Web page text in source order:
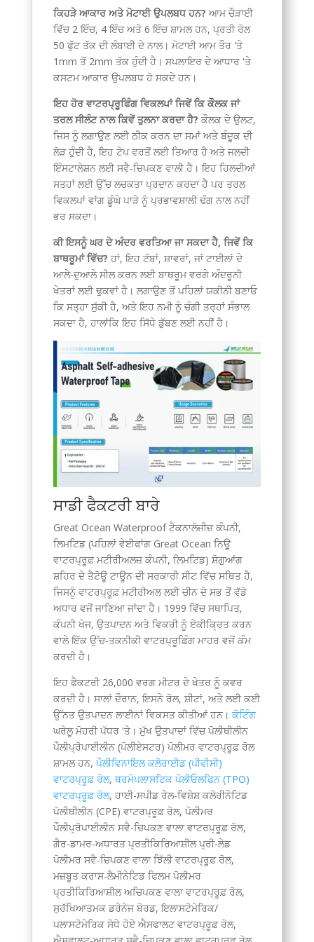
ਕਿਹੜੇ ਆਕਾਰ ਅਤੇ ਮੋਟਾਈ ਉਪਲਬਧ ਹਨ? ਆਮ ਚੌੜਾਈ
ਵਿੱਚ 2 ਇੰਚ, 4 ਇੰਚ ਅਤੇ 6 ਇੰਚ ਸ਼ਾਮਲ ਹਨ, ਪ੍ਰਤੀ ਰੋਲ
50 ਫੁੱਟ ਤੱਕ ਦੀ ਲੰਬਾਈ ਦੇ ਨਾਲ। ਮੋਟਾਈ ਆਮ ਤੌਰ 'ਤੇ
1mm ਤੋਂ 2mm ਤੱਕ ਹੁੰਦੀ ਹੈ। ਸਪਲਾਇਰ ਦੇ ਆਧਾਰ 'ਤੇ
ਕਸਟਮ ਆਕਾਰ ਉਪਲਬਧ ਹੋ ਸਕਦੇ ਹਨ।
ਇਹ ਹੋਰ ਵਾਟਰਪ੍ਰੂਫਿੰਗ ਵਿਕਲਪਾਂ ਜਿਵੇਂ ਕਿ ਕੌਲਕ ਜਾਂ
ਤਰਲ ਸੀਲੰਟ ਨਾਲ ਕਿਵੇਂ ਤੁਲਨਾ ਕਰਦਾ ਹੈ? ਕੌਲਕ ਦੇ ਉਲਟ,
ਜਿਸ ਨੂੰ ਲਗਾਉਣ ਲਈ ਠੀਕ ਕਰਨ ਦਾ ਸਮਾਂ ਅਤੇ ਬੰਦੂਕ ਦੀ
ਲੋੜ ਹੁੰਦੀ ਹੈ, ਇਹ ਟੇਪ ਵਰਤੋਂ ਲਈ ਤਿਆਰ ਹੈ ਅਤੇ ਜਲਦੀ
ਇੰਸਟਾਲੇਸ਼ਨ ਲਈ ਸਵੈ-ਚਿਪਕਣ ਵਾਲੀ ਹੈ। ਇਹ ਹਿਲਦੀਆਂ
ਸਤਹਾਂ ਲਈ ਉੱਚ ਲਚਕਤਾ ਪ੍ਰਦਾਨ ਕਰਦਾ ਹੈ ਪਰ ਤਰਲ
ਵਿਕਲਪਾਂ ਵਾਂਗ ਡੂੰਘੇ ਪਾੜੇ ਨੂੰ ਪ੍ਰਭਾਵਸ਼ਾਲੀ ਢੰਗ ਨਾਲ ਨਹੀਂ
ਭਰ ਸਕਦਾ।
ਕੀ ਇਸਨੂੰ ਘਰ ਦੇ ਅੰਦਰ ਵਰਤਿਆ ਜਾ ਸਕਦਾ ਹੈ, ਜਿਵੇਂ ਕਿ
ਬਾਥਰੂਮਾਂ ਵਿੱਚ? ਹਾਂ, ਇਹ ਟੱਬਾਂ, ਸ਼ਾਵਰਾਂ, ਜਾਂ ਟਾਈਲਾਂ ਦੇ
ਆਲੇ-ਦੁਆਲੇ ਸੀਲ ਕਰਨ ਲਈ ਬਾਥਰੂਮ ਵਰਗੇ ਅੰਦਰੂਨੀ
ਖੇਤਰਾਂ ਲਈ ਢੁਕਵਾਂ ਹੈ। ਲਗਾਉਣ ਤੋਂ ਪਹਿਲਾਂ ਯਕੀਨੀ ਬਣਾਓ
ਕਿ ਸਤ੍ਹਾ ਸੁੱਕੀ ਹੈ, ਅਤੇ ਇਹ ਨਮੀ ਨੂੰ ਚੰਗੀ ਤਰ੍ਹਾਂ ਸੰਭਾਲ
ਸਕਦਾ ਹੈ, ਹਾਲਾਂਕਿ ਇਹ ਸਿੱਧੇ ਡੁੱਬਣ ਲਈ ਨਹੀਂ ਹੈ।
ਸਾਡੀ ਫੈਕਟਰੀ ਬਾਰੇ
Great Ocean Waterproof ਟੈਕਨਾਲੋਜੀਜ਼ ਕੰਪਨੀ,
ਲਿਮਟਿਡ (ਪਹਿਲਾਂ ਵੇਈਫਾਂਗ Great Ocean ਨਿਊ
ਵਾਟਰਪ੍ਰੂਫ਼ ਮਟੀਰੀਅਲਜ਼ ਕੰਪਨੀ, ਲਿਮਟਿਡ) ਸ਼ੋਗੁਆਂਗ
ਸ਼ਹਿਰ ਦੇ ਤੈਟੋਊ ਟਾਊਨ ਦੀ ਸਰਕਾਰੀ ਸੀਟ ਵਿੱਚ ਸਥਿਤ ਹੈ,
ਜਿਸਨੂੰ ਵਾਟਰਪ੍ਰੂਫ਼ ਮਟੀਰੀਅਲ ਲਈ ਚੀਨ ਦੇ ਸਭ ਤੋਂ ਵੱਡੇ
ਅਧਾਰ ਵਜੋਂ ਜਾਣਿਆ ਜਾਂਦਾ ਹੈ। 1999 ਵਿੱਚ ਸਥਾਪਿਤ,
ਕੰਪਨੀ ਖੋਜ, ਉਤਪਾਦਨ ਅਤੇ ਵਿਕਰੀ ਨੂੰ ਏਕੀਕ੍ਰਿਤ ਕਰਨ
ਵਾਲੇ ਇੱਕ ਉੱਚ-ਤਕਨੀਕੀ ਵਾਟਰਪ੍ਰੂਫ਼ਿੰਗ ਮਾਹਰ ਵਜੋਂ ਕੰਮ
ਕਰਦੀ ਹੈ।
ਇਹ ਫੈਕਟਰੀ 26,000 ਵਰਗ ਮੀਟਰ ਦੇ ਖੇਤਰ ਨੂੰ ਕਵਰ
ਕਰਦੀ ਹੈ। ਸਾਲਾਂ ਦੌਰਾਨ, ਇਸਨੇ ਰੋਲ, ਸ਼ੀਟਾਂ, ਅਤੇ ਲਈ ਕਈ
ਉੱਨਤ ਉਤਪਾਦਨ ਲਾਈਨਾਂ ਵਿਕਸਤ ਕੀਤੀਆਂ ਹਨ। ਕੋਟਿੰਗ
ਘਰੇਲੂ ਮੋਹਰੀ ਪੱਧਰ 'ਤੇ। ਮੁੱਖ ਉਤਪਾਦਾਂ ਵਿੱਚ ਪੋਲੀਥੀਲੀਨ
ਪੌਲੀਪ੍ਰੋਪਾਈਲੀਨ (ਪੋਲੀਏਸਟਰ) ਪੋਲੀਮਰ ਵਾਟਰਪ੍ਰੂਫ਼ ਰੋਲ
ਸ਼ਾਮਲ ਹਨ,ਪੌਲੀਵਿਨਾਇਲ ਕਲੋਰਾਈਡ (ਪੀਵੀਸੀ)
ਵਾਟਰਪ੍ਰੂਫ਼ ਰੋਲ, ਥਰਮੋਪਲਾਸਟਿਕ ਪੋਲੀਓਲਫਿਨ (TPO)
ਵਾਟਰਪ੍ਰੂਫ਼ ਰੋਲ, ਹਾਈ-ਸਪੀਡ ਰੇਲ-ਵਿਸ਼ੇਸ਼ ਕਲੋਰੀਨੇਟਿਡ
ਪੋਲੀਥੀਲੀਨ (CPE) ਵਾਟਰਪ੍ਰੂਫ਼ ਰੋਲ, ਪੋਲੀਮਰ
ਪੌਲੀਪ੍ਰੋਪਾਈਲੀਨ ਸਵੈ-ਚਿਪਕਣ ਵਾਲਾ ਵਾਟਰਪ੍ਰੂਫ਼ ਰੋਲ,
ਗੈਰ-ਡਾਮਰ-ਅਧਾਰਤ ਪ੍ਰਤੀਕਿਰਿਆਸ਼ੀਲ ਪ੍ਰੀ-ਲੇਡ
ਪੋਲੀਮਰ ਸਵੈ-ਚਿਪਕਣ ਵਾਲਾ ਝਿੱਲੀ ਵਾਟਰਪ੍ਰੂਫ਼ ਰੋਲ,
ਮਜ਼ਬੂਤ ​​ਕਰਾਸ-ਲੈਮੀਨੇਟਿਡ ਫਿਲਮ ਪੋਲੀਮਰ
ਪ੍ਰਤੀਕਿਰਿਆਸ਼ੀਲ ਅਚਿਪਕਣ ਵਾਲਾ ਵਾਟਰਪ੍ਰੂਫ਼ ਰੋਲ,
ਸੁਰੱਖਿਆਤਮਕ ਡਰੇਨੇਜ ਬੋਰਡ, ਇਲਾਸਟੋਮੇਰਿਕ/
ਪਲਾਸਟੋਮੇਰਿਕ ਸੋਧੇ ਹੋਏ ਐਸਫਾਲਟ ਵਾਟਰਪ੍ਰੂਫ਼ ਰੋਲ,
Portuguese (Angola)
Tagalog